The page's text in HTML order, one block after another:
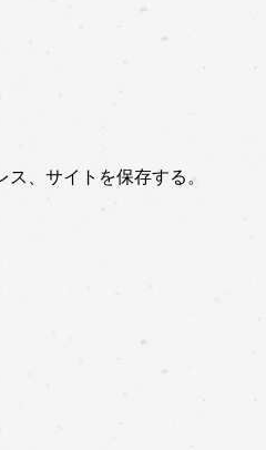
、サイトを保存する。